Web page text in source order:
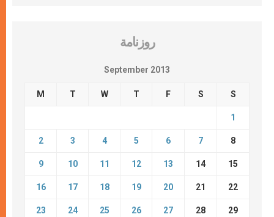
روزنامة
September 2013
M T W T F S S
1
2 3 4 5 6 7 8
9 10 11 12 13 14 15
16 17 18 19 20 21 22
23 24 25 26 27 28 29